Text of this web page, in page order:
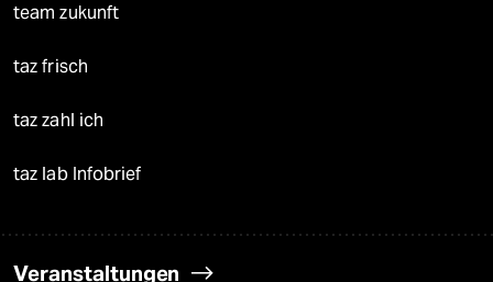
team zukunft
taz frisch
taz zahl ich
taz lab Infobrief
Veranstaltungen